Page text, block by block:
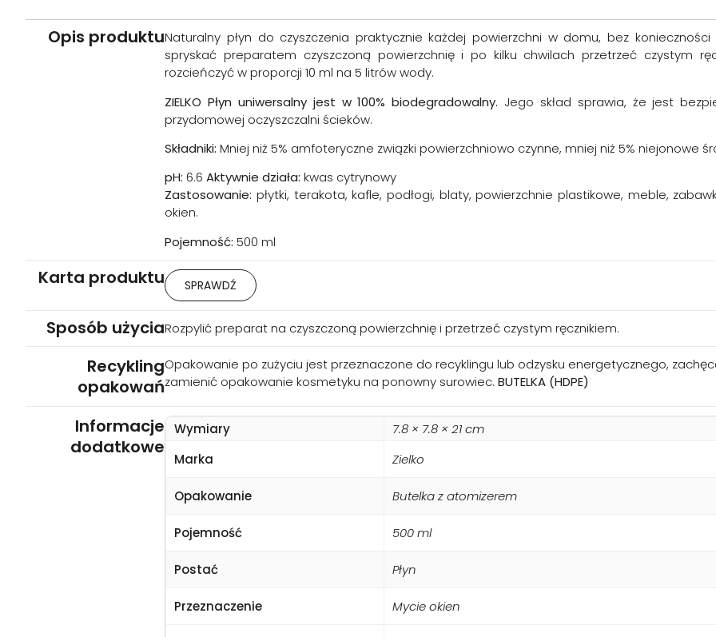
Płyn jest bezpieczny dla flory bakteryjnej obecnej w przydomowych oczyszczalniach ścieków, a
jednocześnie jest przyjazny dla środowiska.
Płyn uniwersalny o
Opis produktuNaturalny płyn do czyszczenia praktycznie każdej powierzchni w domu, bez
spryskać preparatem czyszczoną powierzchnię i po kilku chwilach przetrzeć czystym
rozcieńczyć w proporcji 10 ml na 5 litrów wody.
ZIELKO Płyn uniwersalny jest w 100% biodegradowalny. Jego skład sprawia, że jest
przydomowej oczyszczalni ścieków.
Składniki: Mniej niż 5% amfoteryczne związki powierzchniowo czynne, mniej niż 5%
pH: 6.6Aktywnie działa: kwas cytrynowy
Zastosowanie: płytki, terakota, kafle, podłogi, blaty, powierzchnie plastikowe, meble,
okien.
Pojemność: 500 ml
Karta produktu SPRAWDŹ
Sposób użyciaRozpylić preparat na czyszczoną powierzchnię i przetrzeć czystym ręcznikiem.
Recykling
opakowań
Opakowanie po zużyciu jest przeznaczone do recyklingu lub odzysku energetycznego,
zamienić opakowanie kosmetyku na ponowny surowiec.BUTELKA (HDPE)
Informacje
dodatkowe
Wymiary
7.8 × 7.8 × 21 cm
Marka
Zielko
Opakowanie Butelka z atomizerem
Pojemność 500 ml
Postać Płyn
Przeznaczenie Mycie okien